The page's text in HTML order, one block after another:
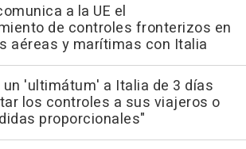
a la UE el
de controles fronterizos en
aéreas y marítimas con Italia
un 'ultimátum' a Italia de 3 días
los controles a sus viajeros o
proporcionales"